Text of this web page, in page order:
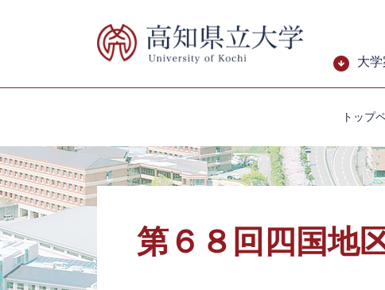
先
を
て
本
文
へ
大
トップ
第６８回四国地